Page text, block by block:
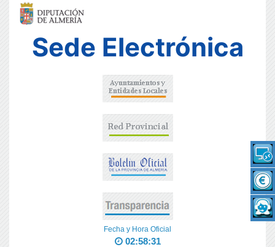
Sede Electrónica
Fecha y Hora Oficial
02:58:31